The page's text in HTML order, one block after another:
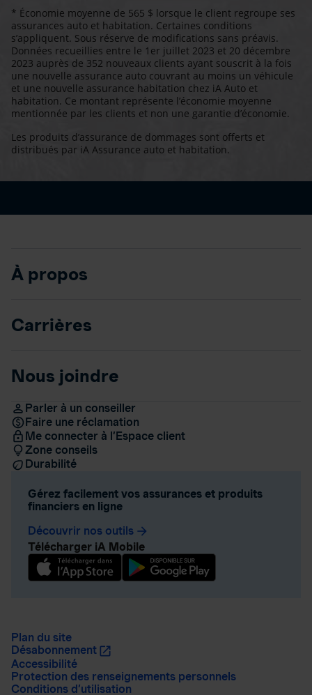
* Économie moyenne de 565 $ lorsque le client regroupe ses
assurances auto et habitation. Certaines conditions
s’appliquent. Sous réserve de modifications sans préavis.
Données recueillies entre le 1er juillet 2023 et 20 décembre
2023 auprès de 352 nouveaux clients ayant souscrit à la fois
une nouvelle assurance auto couvrant au moins un véhicule
et une nouvelle assurance habitation chez iA Auto et
habitation. Ce montant représente l’économie moyenne
mentionnée par les clients et non une garantie d’économie.
Les produits d’assurance de dommages sont offerts et
distribués par iA Assurance auto et habitation.
À propos
Carrières
Nous joindre
Parler à un conseiller
Faire une réclamation
Me connecter à l’Espace client
Zone conseils
Durabilité
Gérez facilement vos assurances et produits
financiers en ligne
Découvrir nos outils arrow_forward
Télécharger iA Mobile
Plan du site
Désabonnement
Accessibilité
Protection des renseignements personnels
Conditions d’utilisation